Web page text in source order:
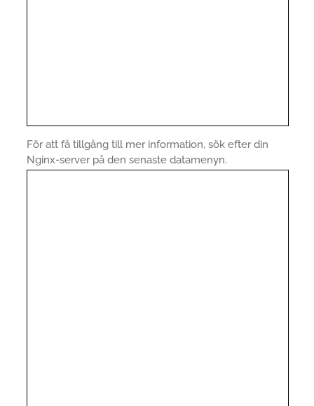
För att få tillgång till mer information, sök efter din
Nginx-server på den senaste datamenyn.